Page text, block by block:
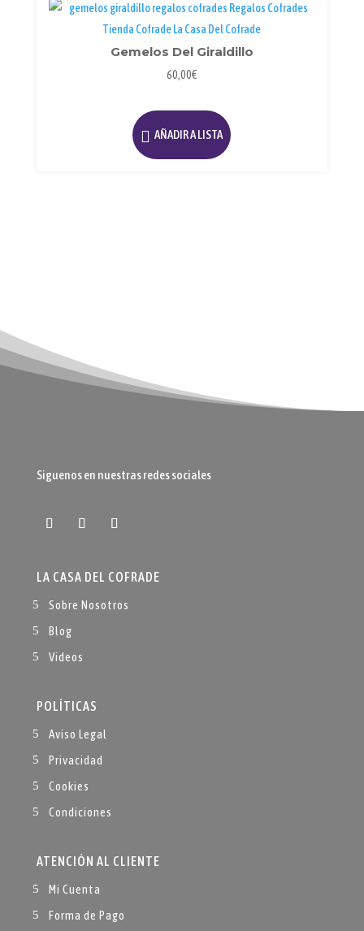
Gemelos Del Giraldillo
60,00€
AÑADIR A LISTA
Siguenos en nuestras redes sociales
LA CASA DEL COFRADE
Sobre Nosotros
Blog
Videos
POLÍTICAS
Aviso Legal
Privacidad
Cookies
Condiciones
ATENCIÓN AL CLIENTE
Mi Cuenta
Forma de Pago